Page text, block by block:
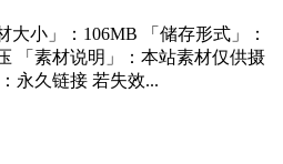
大小」：106MB 「储存形式」：
「素材说明」：本站素材仅供摄
永久链接 若失效...